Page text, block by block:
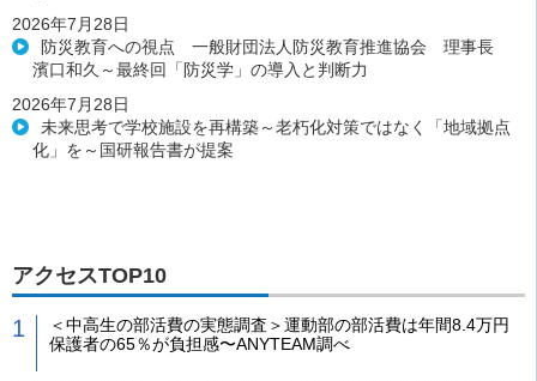
2026年7月28日
防災教育への視点 一般財団法人防災教育推進協会 理事長
濱口和久～最終回「防災学」の導入と判断力
2026年7月28日
未来思考で学校施設を再構築～老朽化対策ではなく「地域拠点
化」を～国研報告書が提案
アクセスTOP10
＜中高生の部活費の実態調査＞運動部の部活費は年間8.4万円
保護者の65％が負担感〜ANYTEAM調べ